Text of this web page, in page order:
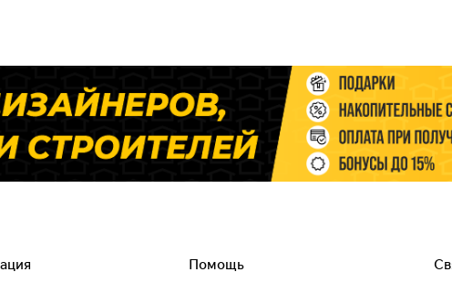
Помощь